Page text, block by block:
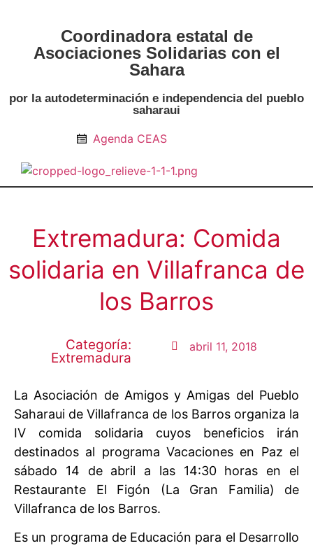
Coordinadora estatal de
Asociaciones Solidarias con el
Sahara
por la autodeterminación e independencia del pueblo
saharaui
Agenda CEAS
Extremadura: Comida
solidaria en Villafranca de
los Barros
Categoría:
Extremadura
abril 11, 2018
La Asociación de Amigos y Amigas del Pueblo
Saharaui de Villafranca de los Barros organiza la
IV comida solidaria cuyos beneficios irán
destinados al programa Vacaciones en Paz el
sábado 14 de abril a las 14:30 horas en el
Restaurante El Figón (La Gran Familia) de
Villafranca de los Barros.
Es un programa de Educación para el Desarrollo